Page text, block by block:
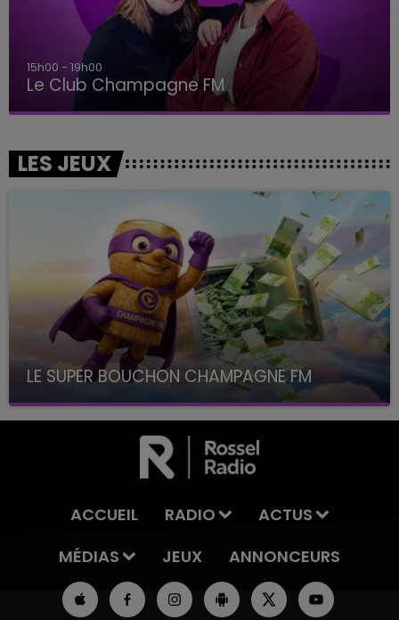
15h00 - 19h00
Le Club Champagne FM
LES JEUX
LE SUPER BOUCHON CHAMPAGNE FM
avec La Famille Champagne FM, à 8H10
ACCUEIL RADIO
ACTUS
MÉDIAS
JEUX ANNONCEURS